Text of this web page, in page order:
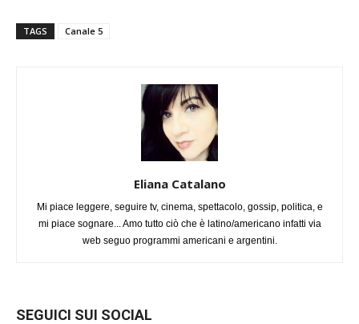
TAGS Canale 5
Eliana Catalano
Mi piace leggere, seguire tv, cinema, spettacolo, gossip, politica, e
mi piace sognare... Amo tutto ciò che è latino/americano infatti via
web seguo programmi americani e argentini.
SEGUICI SUI SOCIAL